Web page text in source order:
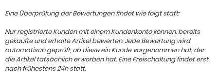
Eine Überprüfung der Bewertungen findet wie folgt statt:
Nur registrierte Kunden mit einem Kundenkonto können, bereits
gekaufte und erhalte Artikel bewerten. Jede Bewertung wird
automatisch geprüft, ob diese ein Kunde vorgenommen hat, der
die Artikel tatsächlich erworben hat. Eine Freischaltung findet erst
nach frühestens 24h statt.